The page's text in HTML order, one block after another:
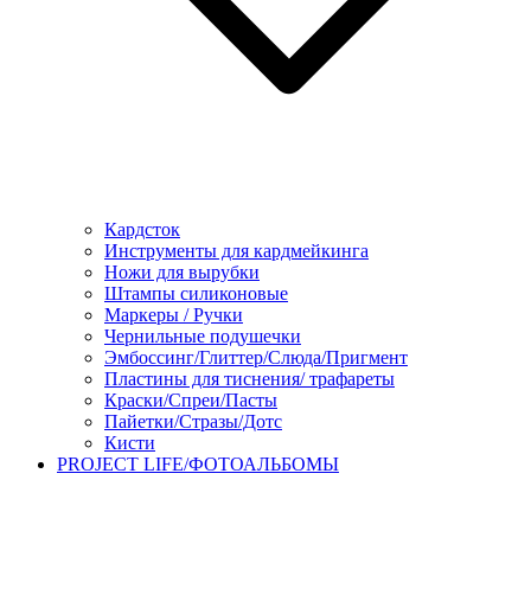
Кардсток
Инструменты для кардмейкинга
Ножи для вырубки
Штампы силиконовые
Маркеры / Ручки
Чернильные подушечки
Эмбоссинг/Глиттер/Слюда/Пригмент
Пластины для тиснения/ трафареты
Краски/Спреи/Пасты
Пайетки/Стразы/Дотс
Кисти
PROJECT LIFE/ФОТОАЛЬБОМЫ